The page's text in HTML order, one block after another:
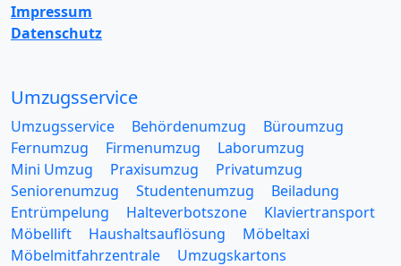
Impressum
Datenschutz
Umzugsservice
Umzugsservice Behördenumzug
Büroumzug
Fernumzug
Firmenumzug
Laborumzug
Mini Umzug
Praxisumzug
Privatumzug
Seniorenumzug
Studentenumzug
Beiladung
Entrümpelung
Halteverbotszone
Klaviertransport
Möbellift
Haushaltsauflösung
Möbeltaxi
Möbelmitfahrzentrale
Umzugskartons